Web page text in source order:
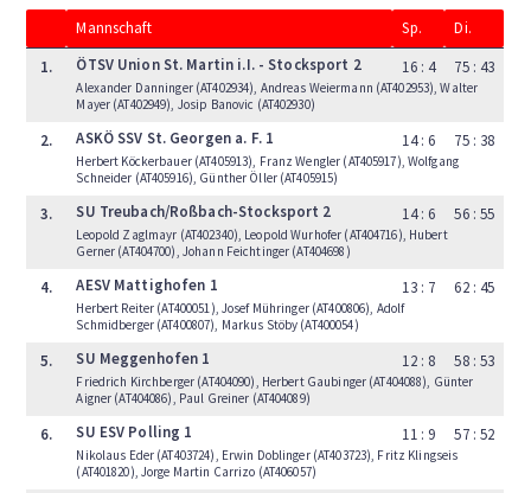
Mannschaft Sp.
Di.
1.
ÖTSV Union St. Martin i.I. - Stocksport 2
Alexander Danninger (AT402934), Andreas Weiermann (AT402953), Walter
Mayer (AT402949), Josip Banovic (AT402930)
16 : 4 75 : 43
2. ASKÖ SSV St. Georgen a. F. 1
Herbert Köckerbauer (AT405913), Franz Wengler (AT405917), Wolfgang
Schneider (AT405916), Günther Öller (AT405915)
14 : 6 75 : 38
3. SU Treubach/Roßbach-Stocksport 2
Leopold Zaglmayr (AT402340), Leopold Wurhofer (AT404716), Hubert
Gerner (AT404700), Johann Feichtinger (AT404698)
14 : 6 56 : 55
4. AESV Mattighofen 1
Herbert Reiter (AT400051), Josef Mühringer (AT400806), Adolf
Schmidberger (AT400807), Markus Stöby (AT400054)
13 : 7 62 : 45
5. SU Meggenhofen 1
Friedrich Kirchberger (AT404090), Herbert Gaubinger (AT404088), Günter
Aigner (AT404086), Paul Greiner (AT404089)
12 : 8 58 : 53
6. SU ESV Polling 1
Nikolaus Eder (AT403724), Erwin Doblinger (AT403723), Fritz Klingseis
(AT401820), Jorge Martin Carrizo (AT406057)
11 : 9 57 : 52